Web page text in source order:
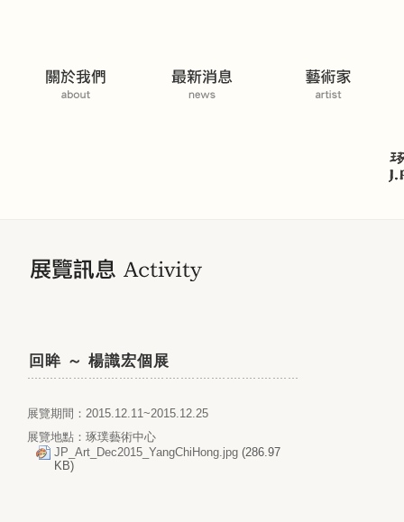
回眸 ～ 楊識宏個展
展覽期間：2015.12.11~2015.12.25
展覽地點：琢璞藝術中心
JP_Art_Dec2015_YangChiHong.jpg (286.97
KB)